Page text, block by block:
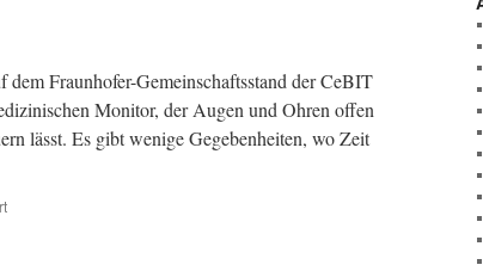
Fraunhofer-Gemeinschaftsstand der CeBIT
Monitor, der Augen und Ohren offen
lässt. Es gibt wenige Gegebenheiten, wo Zeit
für